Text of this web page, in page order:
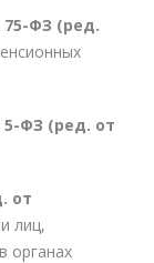
75-ФЗ (ред.
5-ФЗ (ред. от
от
лиц,
органах